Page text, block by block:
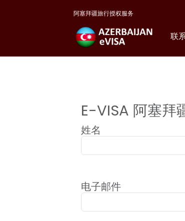
阿塞拜疆旅行授权服务
联
E-VISA 阿塞
姓名
电子邮件